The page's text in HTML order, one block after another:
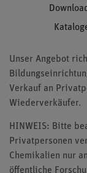
Unser Angebot
Verkauf an
Wiederverkäufer.
HINWEIS: Bitte
Privatpersonen
Chemikalien nur
öffentliche